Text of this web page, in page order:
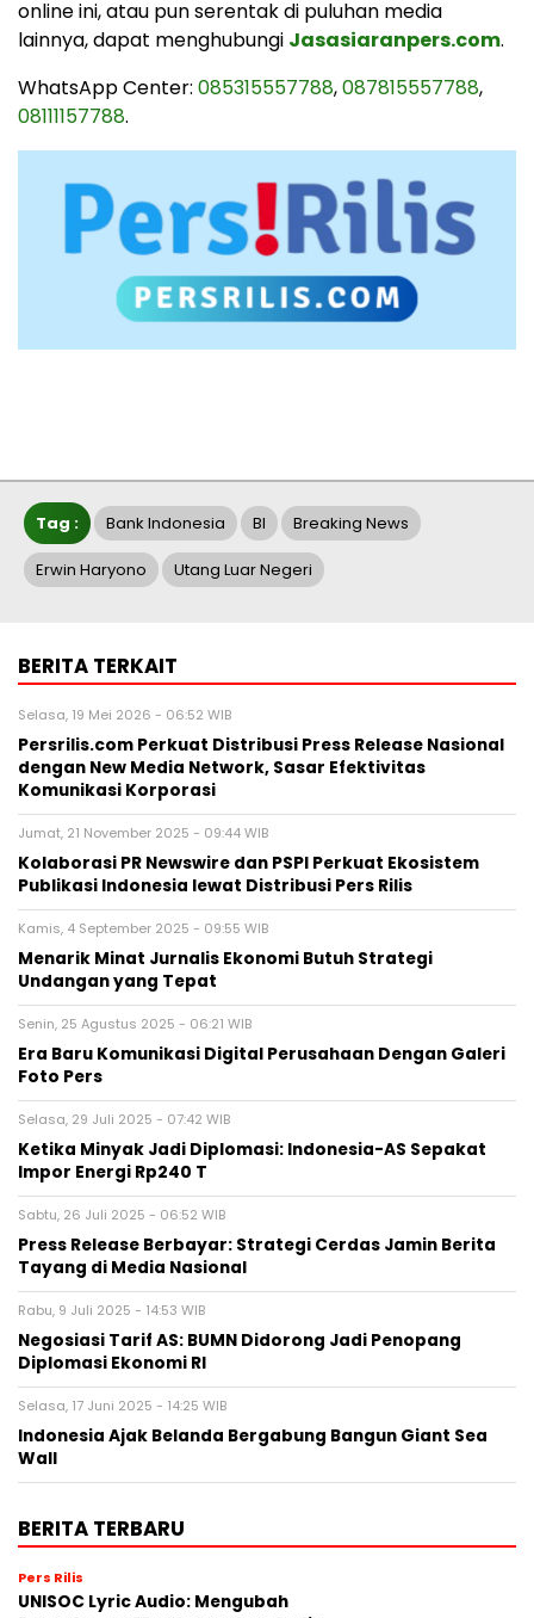
online ini, atau pun serentak di puluhan media
lainnya, dapat menghubungi Jasasiaranpers.com.
WhatsApp Center: 085315557788,087815557788,
08111157788.
Tag : Bank Indonesia BI Breaking News
Erwin Haryono Utang Luar Negeri
BERITA TERKAIT
Selasa, 19 Mei 2026 - 06:52 WIB
Persrilis.com Perkuat Distribusi Press Release Nasional
dengan New Media Network, Sasar Efektivitas
Komunikasi Korporasi
Jumat, 21 November 2025 - 09:44 WIB
Kolaborasi PR Newswire dan PSPI Perkuat Ekosistem
Publikasi Indonesia lewat Distribusi Pers Rilis
Kamis, 4 September 2025 - 09:55 WIB
Menarik Minat Jurnalis Ekonomi Butuh Strategi
Undangan yang Tepat
Senin, 25 Agustus 2025 - 06:21 WIB
Era Baru Komunikasi Digital Perusahaan Dengan Galeri
Foto Pers
Selasa, 29 Juli 2025 - 07:42 WIB
Ketika Minyak Jadi Diplomasi: Indonesia-AS Sepakat
Impor Energi Rp240 T
Sabtu, 26 Juli 2025 - 06:52 WIB
Press Release Berbayar: Strategi Cerdas Jamin Berita
Tayang di Media Nasional
Rabu, 9 Juli 2025 - 14:53 WIB
Negosiasi Tarif AS: BUMN Didorong Jadi Penopang
Diplomasi Ekonomi RI
Selasa, 17 Juni 2025 - 14:25 WIB
Indonesia Ajak Belanda Bergabung Bangun Giant Sea
Wall
BERITA TERBARU
Pers Rilis
UNISOC Lyric Audio: Mengubah